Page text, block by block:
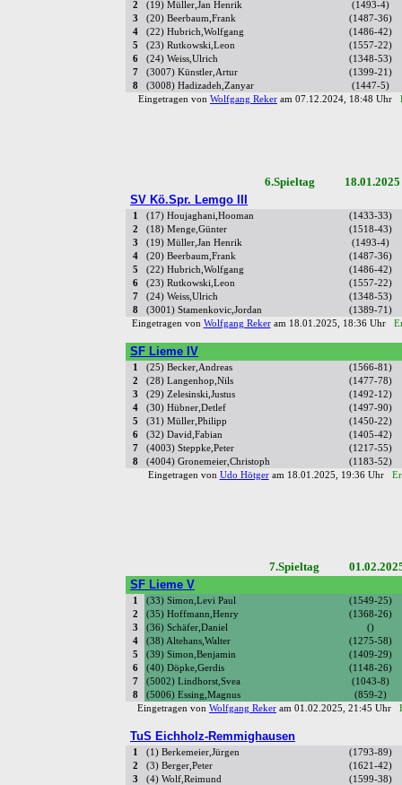
2 (19) Müller,Jan Henrik
(1493-4)
3
(20) Beerbaum,Frank
(1487-36)
4
(22) Hubrich,Wolfgang
(1486-42)
5
(23) Rutkowski,Leon
(1557-22)
6
(24) Weiss,Ulrich
(1348-53)
7
(3007) Künstler,Artur
(1399-21)
8
(3008) Hadizadeh,Zanyar
(1447-5)
Eingetragen von Wolfgang Reker am 07.12.2024, 18:48 Uhr
6.Spieltag
SV Kö.Spr. Lemgo III
1 (17) Houjaghani,Hooman
(1433-33)
2
(18) Menge,Günter
(1518-43)
3
(19) Müller,Jan Henrik
(1493-4)
4
(20) Beerbaum,Frank
(1487-36)
5
(22) Hubrich,Wolfgang
(1486-42)
6
(23) Rutkowski,Leon
(1557-22)
7
(24) Weiss,Ulrich
(1348-53)
8
(3001) Stamenkovic,Jordan
(1389-71)
Eingetragen von Wolfgang Rekeram 18.01.2025, 18:36 Uhr
SF Lieme IV
1 (25) Becker,Andreas
(1566-81)
2
(28) Langenhop,Nils
(1477-78)
3
(29) Zelesinski,Justus
(1492-12)
4
(30) Hübner,Detlef
(1497-90)
5
(31) Müller,Philipp
(1450-22)
6
(32) David,Fabian
(1405-42)
7
(4003) Steppke,Peter
(1217-55)
8
(4004) Gronemeier,Christoph
(1183-52)
Eingetragen von Udo Hötgeram 18.01.2025, 19:36 Uhr
7.Spieltag
SF Lieme V
1 (33) Simon,Levi Paul
(1549-25)
2
(35) Hoffmann,Henry
(1368-26)
3
(36) Schäfer,Daniel
()
4
(38) Altehans,Walter
(1275-58)
5
(39) Simon,Benjamin
(1409-29)
6
(40) Döpke,Gerdis
(1148-26)
7
(5002) Lindhorst,Svea
(1043-8)
8
(5006) Essing,Magnus
(859-2)
Eingetragen von Wolfgang Reker am 01.02.2025, 21:45 Uhr
TuS Eichholz-Remmighausen
1 (1) Berkemeier,Jürgen
(1793-89)
2
(3) Berger,Peter
(1621-42)
3
(4) Wolf,Reimund
(1599-38)